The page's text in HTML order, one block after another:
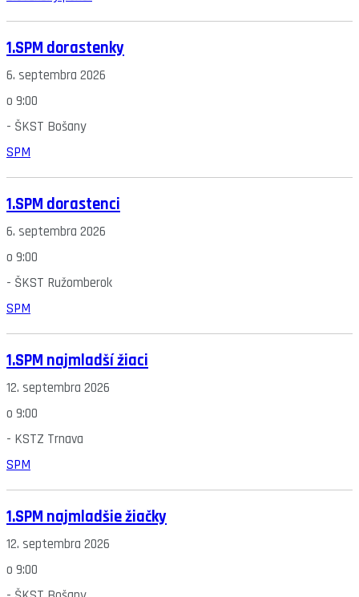
1.SPM dorastenky
6. septembra 2026
o 9:00
- ŠKST Bošany
SPM
1.SPM dorastenci
6. septembra 2026
o 9:00
- ŠKST Ružomberok
SPM
1.SPM najmladší žiaci
12. septembra 2026
o 9:00
- KSTZ Trnava
SPM
1.SPM najmladšie žiačky
12. septembra 2026
o 9:00